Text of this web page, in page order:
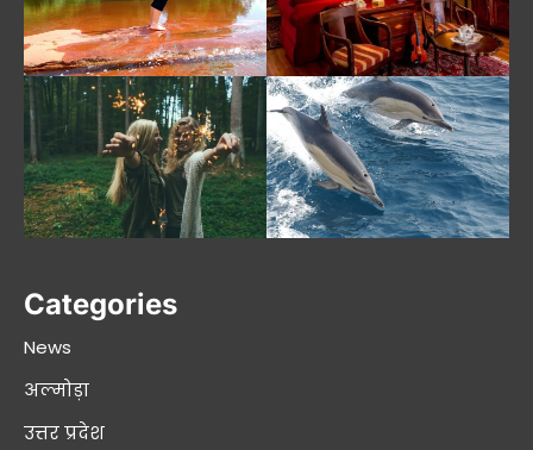
Categories
News
अल्मोड़ा
उत्तर प्रदेश